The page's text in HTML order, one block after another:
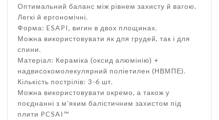
Оптимальний баланс між рівнем захисту й вагою.
Легкі й ергономічні.
Форма: ESAPI, вигин в двох площинах.
Можна використовувати як для грудей, так і для
спини.
Матеріал: Кераміка (оксид алюмінію) +
надвисокомолекулярний поліетилен (НВМПЕ).
Кількість пострілів: 3-6 шт.
Можна використовувати окремо, а також у
поєднанні з мʼяким балістичним захистом під
плити PCSAI™